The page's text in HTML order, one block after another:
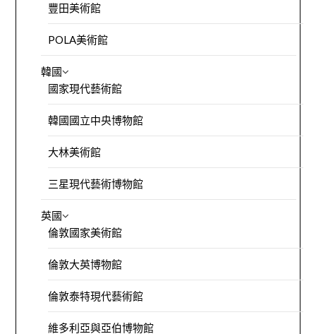
豐田美術館
POLA美術館
韓國
國家現代藝術館
韓國國立中央博物館
大林美術館
三星現代藝術博物館
英國
倫敦國家美術館
倫敦大英博物館
倫敦泰特現代藝術館
維多利亞與亞伯博物館